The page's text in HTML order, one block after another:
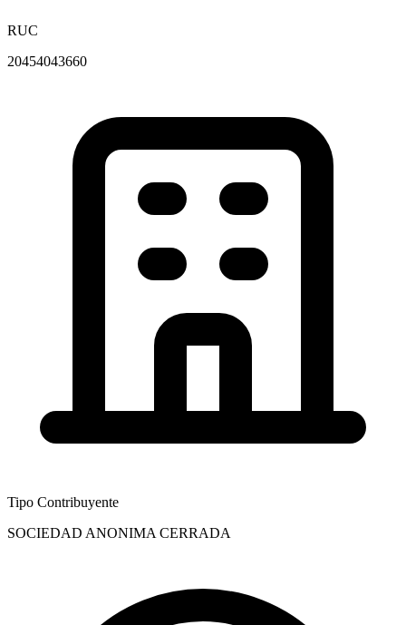
RUC
20454043660
Tipo Contribuyente
SOCIEDAD ANONIMA CERRADA